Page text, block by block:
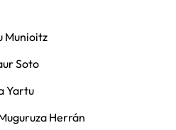
Munioitz
Soto
Yartu
Herrán